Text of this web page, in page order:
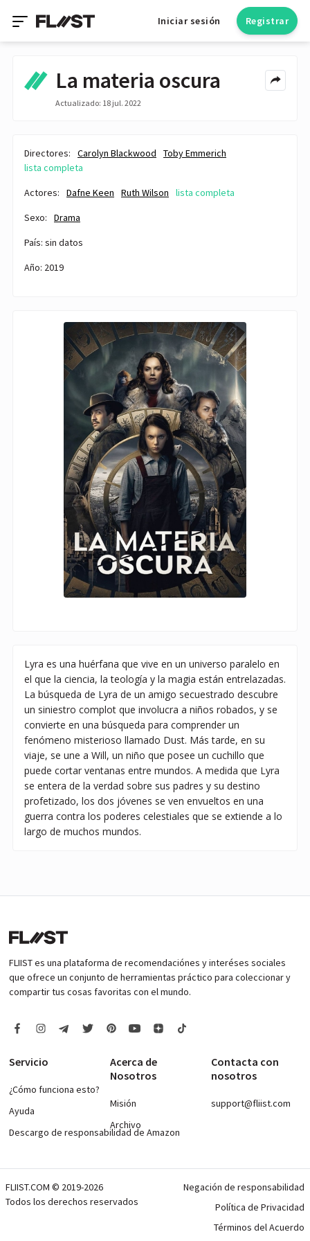
Iniciar sesión Registrar
La materia oscura
Actualizado: 18 jul. 2022
Directores: Carolyn Blackwood
Toby Emmerich
lista completa
Actores:
Dafne Keen Ruth Wilson
lista completa
Sexo:
Drama
País: sin datos
Año: 2019
Lyra es una huérfana que vive en un universo paralelo en
el que la ciencia, la teología y la magia están entrelazadas.
La búsqueda de Lyra de un amigo secuestrado descubre
un siniestro complot que involucra a niños robados, y se
convierte en una búsqueda para comprender un
fenómeno misterioso llamado Dust. Más tarde, en su
viaje, se une a Will, un niño que posee un cuchillo que
puede cortar ventanas entre mundos. A medida que Lyra
se entera de la verdad sobre sus padres y su destino
profetizado, los dos jóvenes se ven envueltos en una
guerra contra los poderes celestiales que se extiende a lo
largo de muchos mundos.
FLIIST es una plataforma de recomendaciónes y interéses sociales
que ofrece un conjunto de herramientas práctico para coleccionar y
compartir tus cosas favoritas con el mundo.
Servicio
¿Cómo funciona esto?
Ayuda
Descargo de responsabilidad de Amazon
Acerca de
Nosotros
Misión
Archivo
Contacta con
nosotros
support@fliist.com
FLIIST.COM © 2019-2026
Todos los derechos reservados
Negación de responsabilidad
Política de Privacidad
Términos del Acuerdo